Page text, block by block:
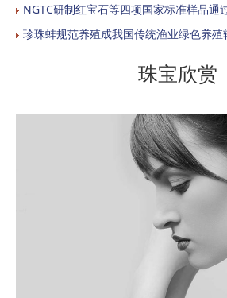
NGTC研制红宝石等四项国家标准样品通
珍珠蚌规范养殖成我国传统渔业绿色养殖
珠宝欣赏